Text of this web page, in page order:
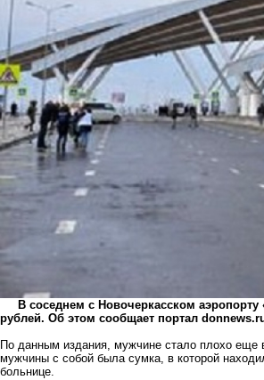
В соседнем с Новочеркасском аэропорту
рублей. Об этом сообщает портал
По данным издания, мужчине стало плохо еще
мужчины с собой была сумка, в которой
больнице.